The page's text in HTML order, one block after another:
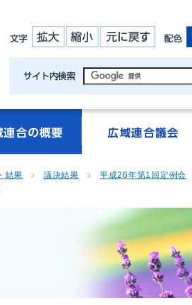
結果 議決結果 平成26年第1回定例会